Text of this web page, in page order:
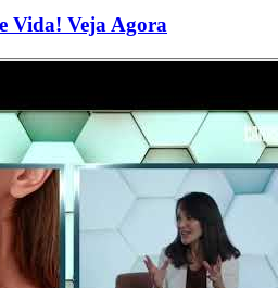
Vida! Veja Agora